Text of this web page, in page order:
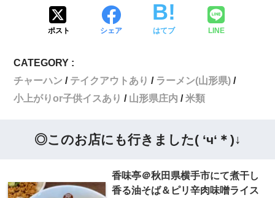
ポスト シェア はてブ LINE
CATEGORY :
チャーハン
テイクアウトあり
ラーメン(山形県)
小上がりor子供イスあり
山形県庄内 米類
◎このお店にも行きました( ‘ч‘＊)↓
香味亭＠秋田県横手市にて煮干し
香る油そば＆ピリ辛肉味噌ライス